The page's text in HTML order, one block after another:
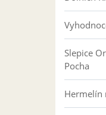
Slepice
Pocha
Hermelín